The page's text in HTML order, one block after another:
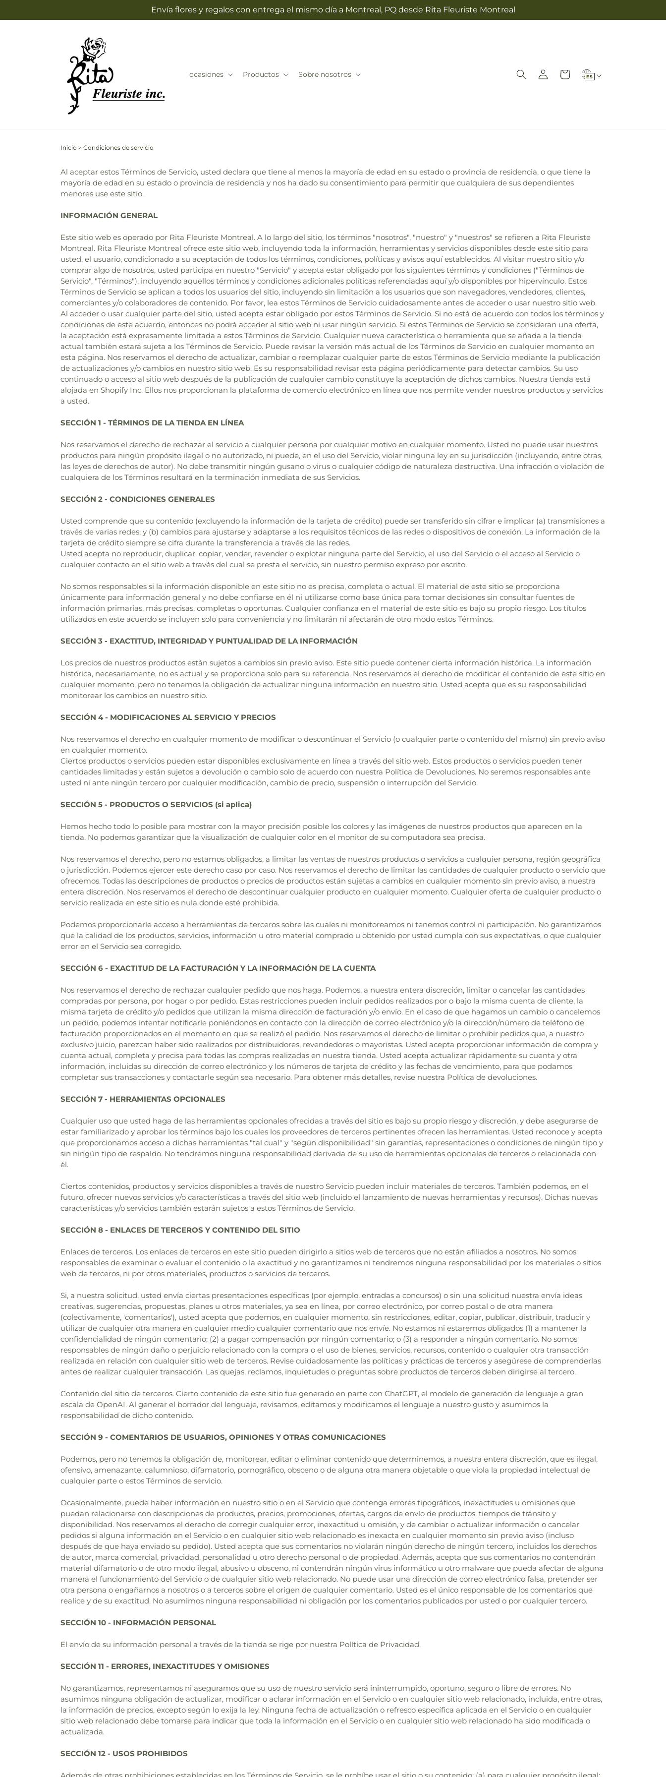
al contenido
Envía flores y regalos con entrega el mismo día a Montreal, PQ desde Rita Fleuriste Montreal
ocasiones Productos Sobre nosotros
Iniciar
sesión
Carrito
I
ES
Inicio > Condiciones de servicio
Al aceptar estos Términos de Servicio, usted declara que tiene al menos la mayoría de edad en su estado o provincia de residencia, o que tiene la
mayoría de edad en su estado o provincia de residencia y nos ha dado su consentimiento para permitir que cualquiera de sus dependientes
menores use este sitio.
INFORMACIÓN GENERAL
Este sitio web es operado por Rita Fleuriste Montreal. A lo largo del sitio, los términos "nosotros", "nuestro" y "nuestros" se refieren a Rita Fleuriste
Montreal. Rita Fleuriste Montreal ofrece este sitio web, incluyendo toda la información, herramientas y servicios disponibles desde este sitio para
usted, el usuario, condicionado a su aceptación de todos los términos, condiciones, políticas y avisos aquí establecidos. Al visitar nuestro sitio y/o
comprar algo de nosotros, usted participa en nuestro "Servicio" y acepta estar obligado por los siguientes términos y condiciones ("Términos de
Servicio", "Términos"), incluyendo aquellos términos y condiciones adicionales políticas referenciadas aquí y/o disponibles por hipervínculo. Estos
Términos de Servicio se aplican a todos los usuarios del sitio, incluyendo sin limitación a los usuarios que son navegadores, vendedores, clientes,
comerciantes y/o colaboradores de contenido. Por favor, lea estos Términos de Servicio cuidadosamente antes de acceder o usar nuestro sitio web.
Al acceder o usar cualquier parte del sitio, usted acepta estar obligado por estos Términos de Servicio. Si no está de acuerdo con todos los términos y
condiciones de este acuerdo, entonces no podrá acceder al sitio web ni usar ningún servicio. Si estos Términos de Servicio se consideran una oferta,
la aceptación está expresamente limitada a estos Términos de Servicio. Cualquier nueva característica o herramienta que se añada a la tienda
actual también estará sujeta a los Términos de Servicio. Puede revisar la versión más actual de los Términos de Servicio en cualquier momento en
esta página. Nos reservamos el derecho de actualizar, cambiar o reemplazar cualquier parte de estos Términos de Servicio mediante la publicación
de actualizaciones y/o cambios en nuestro sitio web. Es su responsabilidad revisar esta página periódicamente para detectar cambios. Su uso
continuado o acceso al sitio web después de la publicación de cualquier cambio constituye la aceptación de dichos cambios. Nuestra tienda está
alojada en Shopify Inc. Ellos nos proporcionan la plataforma de comercio electrónico en línea que nos permite vender nuestros productos y servicios
a usted.
SECCIÓN 1 - TÉRMINOS DE LA TIENDA EN LÍNEA
Nos reservamos el derecho de rechazar el servicio a cualquier persona por cualquier motivo en cualquier momento. Usted no puede usar nuestros
productos para ningún propósito ilegal o no autorizado, ni puede, en el uso del Servicio, violar ninguna ley en su jurisdicción (incluyendo, entre otras,
las leyes de derechos de autor). No debe transmitir ningún gusano o virus o cualquier código de naturaleza destructiva. Una infracción o violación de
cualquiera de los Términos resultará en la terminación inmediata de sus Servicios.
SECCIÓN 2 - CONDICIONES GENERALES
Usted comprende que su contenido (excluyendo la información de la tarjeta de crédito) puede ser transferido sin cifrar e implicar (a) transmisiones a
través de varias redes; y (b) cambios para ajustarse y adaptarse a los requisitos técnicos de las redes o dispositivos de conexión. La información de la
tarjeta de crédito siempre se cifra durante la transferencia a través de las redes.
Usted acepta no reproducir, duplicar, copiar, vender, revender o explotar ninguna parte del Servicio, el uso del Servicio o el acceso al Servicio o
cualquier contacto en el sitio web a través del cual se presta el servicio, sin nuestro permiso expreso por escrito.
No somos responsables si la información disponible en este sitio no es precisa, completa o actual. El material de este sitio se proporciona
únicamente para información general y no debe confiarse en él ni utilizarse como base única para tomar decisiones sin consultar fuentes de
información primarias, más precisas, completas o oportunas. Cualquier confianza en el material de este sitio es bajo su propio riesgo. Los títulos
utilizados en este acuerdo se incluyen solo para conveniencia y no limitarán ni afectarán de otro modo estos Términos.
SECCIÓN 3 - EXACTITUD, INTEGRIDAD Y PUNTUALIDAD DE LA INFORMACIÓN
Los precios de nuestros productos están sujetos a cambios sin previo aviso. Este sitio puede contener cierta información histórica. La información
histórica, necesariamente, no es actual y se proporciona solo para su referencia. Nos reservamos el derecho de modificar el contenido de este sitio en
cualquier momento, pero no tenemos la obligación de actualizar ninguna información en nuestro sitio. Usted acepta que es su responsabilidad
monitorear los cambios en nuestro sitio.
SECCIÓN 4 - MODIFICACIONES AL SERVICIO Y PRECIOS
Nos reservamos el derecho en cualquier momento de modificar o descontinuar el Servicio (o cualquier parte o contenido del mismo) sin previo aviso
en cualquier momento.
Ciertos productos o servicios pueden estar disponibles exclusivamente en línea a través del sitio web. Estos productos o servicios pueden tener
cantidades limitadas y están sujetos a devolución o cambio solo de acuerdo con nuestra Política de Devoluciones. No seremos responsables ante
usted ni ante ningún tercero por cualquier modificación, cambio de precio, suspensión o interrupción del Servicio.
SECCIÓN 5 - PRODUCTOS O SERVICIOS (si aplica)
Hemos hecho todo lo posible para mostrar con la mayor precisión posible los colores y las imágenes de nuestros productos que aparecen en la
tienda. No podemos garantizar que la visualización de cualquier color en el monitor de su computadora sea precisa.
Nos reservamos el derecho, pero no estamos obligados, a limitar las ventas de nuestros productos o servicios a cualquier persona, región geográfica
o jurisdicción. Podemos ejercer este derecho caso por caso. Nos reservamos el derecho de limitar las cantidades de cualquier producto o servicio que
ofrecemos. Todas las descripciones de productos o precios de productos están sujetas a cambios en cualquier momento sin previo aviso, a nuestra
entera discreción. Nos reservamos el derecho de descontinuar cualquier producto en cualquier momento. Cualquier oferta de cualquier producto o
servicio realizada en este sitio es nula donde esté prohibida.
Podemos proporcionarle acceso a herramientas de terceros sobre las cuales ni monitoreamos ni tenemos control ni participación. No garantizamos
que la calidad de los productos, servicios, información u otro material comprado u obtenido por usted cumpla con sus expectativas, o que cualquier
error en el Servicio sea corregido.
SECCIÓN 6 - EXACTITUD DE LA FACTURACIÓN Y LA INFORMACIÓN DE LA CUENTA
Nos reservamos el derecho de rechazar cualquier pedido que nos haga. Podemos, a nuestra entera discreción, limitar o cancelar las cantidades
compradas por persona, por hogar o por pedido. Estas restricciones pueden incluir pedidos realizados por o bajo la misma cuenta de cliente, la
misma tarjeta de crédito y/o pedidos que utilizan la misma dirección de facturación y/o envío. En el caso de que hagamos un cambio o cancelemos
un pedido, podemos intentar notificarle poniéndonos en contacto con la dirección de correo electrónico y/o la dirección/número de teléfono de
facturación proporcionados en el momento en que se realizó el pedido. Nos reservamos el derecho de limitar o prohibir pedidos que, a nuestro
exclusivo juicio, parezcan haber sido realizados por distribuidores, revendedores o mayoristas. Usted acepta proporcionar información de compra y
cuenta actual, completa y precisa para todas las compras realizadas en nuestra tienda. Usted acepta actualizar rápidamente su cuenta y otra
información, incluidas su dirección de correo electrónico y los números de tarjeta de crédito y las fechas de vencimiento, para que podamos
completar sus transacciones y contactarle según sea necesario. Para obtener más detalles, revise nuestra Política de devoluciones.
SECCIÓN 7 - HERRAMIENTAS OPCIONALES
Cualquier uso que usted haga de las herramientas opcionales ofrecidas a través del sitio es bajo su propio riesgo y discreción, y debe asegurarse de
estar familiarizado y aprobar los términos bajo los cuales los proveedores de terceros pertinentes ofrecen las herramientas. Usted reconoce y acepta
que proporcionamos acceso a dichas herramientas "tal cual" y "según disponibilidad" sin garantías, representaciones o condiciones de ningún tipo y
sin ningún tipo de respaldo. No tendremos ninguna responsabilidad derivada de su uso de herramientas opcionales de terceros o relacionada con
él.
Ciertos contenidos, productos y servicios disponibles a través de nuestro Servicio pueden incluir materiales de terceros. También podemos, en el
futuro, ofrecer nuevos servicios y/o características a través del sitio web (incluido el lanzamiento de nuevas herramientas y recursos). Dichas nuevas
características y/o servicios también estarán sujetos a estos Términos de Servicio.
SECCIÓN 8 - ENLACES DE TERCEROS Y CONTENIDO DEL SITIO
Enlaces de terceros. Los enlaces de terceros en este sitio pueden dirigirlo a sitios web de terceros que no están afiliados a nosotros. No somos
responsables de examinar o evaluar el contenido o la exactitud y no garantizamos ni tendremos ninguna responsabilidad por los materiales o sitios
web de terceros, ni por otros materiales, productos o servicios de terceros.
Si, a nuestra solicitud, usted envía ciertas presentaciones específicas (por ejemplo, entradas a concursos) o sin una solicitud nuestra envía ideas
creativas, sugerencias, propuestas, planes u otros materiales, ya sea en línea, por correo electrónico, por correo postal o de otra manera
(colectivamente, 'comentarios'), usted acepta que podemos, en cualquier momento, sin restricciones, editar, copiar, publicar, distribuir, traducir y
utilizar de cualquier otra manera en cualquier medio cualquier comentario que nos envíe. No estamos ni estaremos obligados (1) a mantener la
confidencialidad de ningún comentario; (2) a pagar compensación por ningún comentario; o (3) a responder a ningún comentario. No somos
responsables de ningún daño o perjuicio relacionado con la compra o el uso de bienes, servicios, recursos, contenido o cualquier otra transacción
realizada en relación con cualquier sitio web de terceros. Revise cuidadosamente las políticas y prácticas de terceros y asegúrese de comprenderlas
antes de realizar cualquier transacción. Las quejas, reclamos, inquietudes o preguntas sobre productos de terceros deben dirigirse al tercero.
Contenido del sitio de terceros. Cierto contenido de este sitio fue generado en parte con ChatGPT, el modelo de generación de lenguaje a gran
escala de OpenAI. Al generar el borrador del lenguaje, revisamos, editamos y modificamos el lenguaje a nuestro gusto y asumimos la
responsabilidad de dicho contenido.
SECCIÓN 9 - COMENTARIOS DE USUARIOS, OPINIONES Y OTRAS COMUNICACIONES
Podemos, pero no tenemos la obligación de, monitorear, editar o eliminar contenido que determinemos, a nuestra entera discreción, que es ilegal,
ofensivo, amenazante, calumnioso, difamatorio, pornográfico, obsceno o de alguna otra manera objetable o que viola la propiedad intelectual de
cualquier parte o estos Términos de servicio.
Ocasionalmente, puede haber información en nuestro sitio o en el Servicio que contenga errores tipográficos, inexactitudes u omisiones que
puedan relacionarse con descripciones de productos, precios, promociones, ofertas, cargos de envío de productos, tiempos de tránsito y
disponibilidad. Nos reservamos el derecho de corregir cualquier error, inexactitud u omisión, y de cambiar o actualizar información o cancelar
pedidos si alguna información en el Servicio o en cualquier sitio web relacionado es inexacta en cualquier momento sin previo aviso (incluso
después de que haya enviado su pedido). Usted acepta que sus comentarios no violarán ningún derecho de ningún tercero, incluidos los derechos
de autor, marca comercial, privacidad, personalidad u otro derecho personal o de propiedad. Además, acepta que sus comentarios no contendrán
material difamatorio o de otro modo ilegal, abusivo u obsceno, ni contendrán ningún virus informático u otro malware que pueda afectar de alguna
manera el funcionamiento del Servicio o de cualquier sitio web relacionado. No puede usar una dirección de correo electrónico falsa, pretender ser
otra persona o engañarnos a nosotros o a terceros sobre el origen de cualquier comentario. Usted es el único responsable de los comentarios que
realice y de su exactitud. No asumimos ninguna responsabilidad ni obligación por los comentarios publicados por usted o por cualquier tercero.
SECCIÓN 10 - INFORMACIÓN PERSONAL
El envío de su información personal a través de la tienda se rige por nuestra Política de Privacidad.
SECCIÓN 11 - ERRORES, INEXACTITUDES Y OMISIONES
No garantizamos, representamos ni aseguramos que su uso de nuestro servicio será ininterrumpido, oportuno, seguro o libre de errores. No
asumimos ninguna obligación de actualizar, modificar o aclarar información en el Servicio o en cualquier sitio web relacionado, incluida, entre otras,
la información de precios, excepto según lo exija la ley. Ninguna fecha de actualización o refresco específica aplicada en el Servicio o en cualquier
sitio web relacionado debe tomarse para indicar que toda la información en el Servicio o en cualquier sitio web relacionado ha sido modificada o
actualizada.
SECCIÓN 12 - USOS PROHIBIDOS